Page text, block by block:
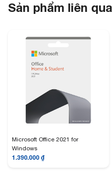
Sản phẩm liên
Microsoft Office 2021 for
Windows
1.390.000 ₫